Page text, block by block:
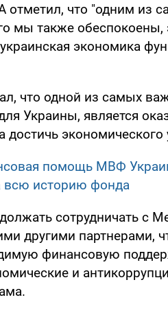
отметил, что "одним из
мы также обеспокоены,
украинская экономика
что одной из самых
Украины, является
достичь экономического
помощь МВФ
всю историю фонда
сотрудничать с
другими партнерами,
финансовую
и